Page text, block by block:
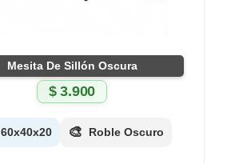
Mesita De Sillón Oscura
$3.900
60x40x20 🎨 Roble Oscuro